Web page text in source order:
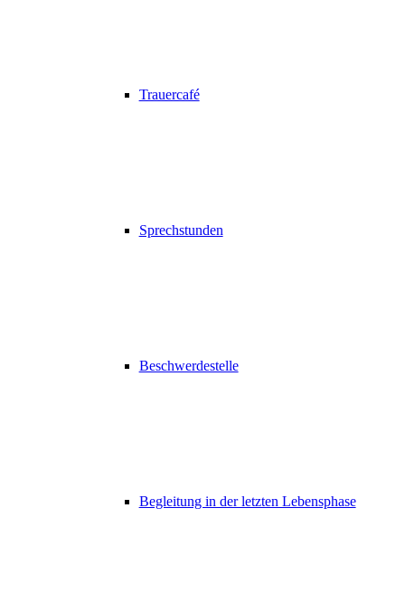
Trauercafé
Sprechstunden
Beschwerdestelle
Begleitung in der letzten Lebensphase